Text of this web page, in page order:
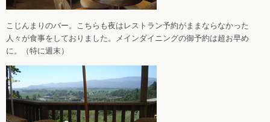
こじんまりのバー。こちらも夜はレストラン予約がままならなかった
人々が食事をしておりました。メインダイニングの御予約は超お早め
に。（特に週末）